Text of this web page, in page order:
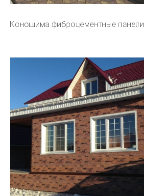
Коношима фиброцементные панели